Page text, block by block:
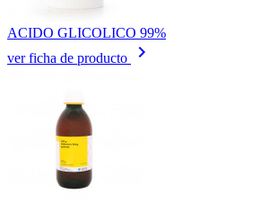
ACIDO GLICOLICO 99%
ver ficha de producto
keyboard_arrow_right